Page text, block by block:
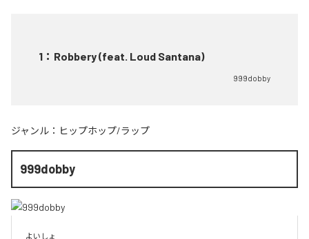
1 ： Robbery (feat. Loud Santana)
999dobby
ジャンル： ヒップホップ/ラップ
999dobby
よいしょ